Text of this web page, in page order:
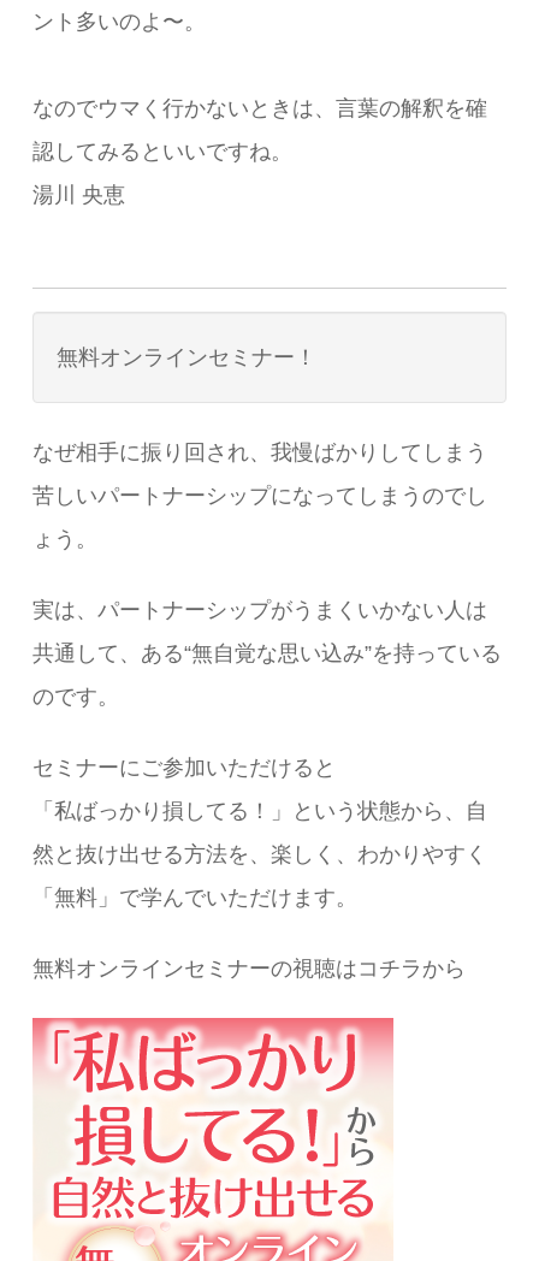
ント多いのよ〜。
なのでウマく行かないときは、言葉の解釈を確
認してみるといいですね。
湯川 央恵
無料オンラインセミナー！
なぜ相手に振り回され、我慢ばかりしてしまう
苦しいパートナーシップになってしまうのでし
ょう。
実は、パートナーシップがうまくいかない人は
共通して、ある“無自覚な思い込み”を持っている
のです。
セミナーにご参加いただけると
「私ばっかり損してる！」という状態から、自
然と抜け出せる方法を、楽しく、わかりやすく
「無料」で学んでいただけます。
無料オンラインセミナーの視聴はコチラから